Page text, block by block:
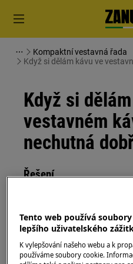
Kompaktní vestavná řada
Když si dělám kávu ve
Když si
vestavném
nechutná
Řešení
Když si dělám
kávovaru, káva
Platí pro
Tento web používá
lepšího uživatelského
K vylepšování našeho webu a k
používáme soubory cookie.